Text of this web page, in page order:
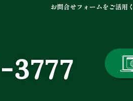
お問合せフォームをご活用